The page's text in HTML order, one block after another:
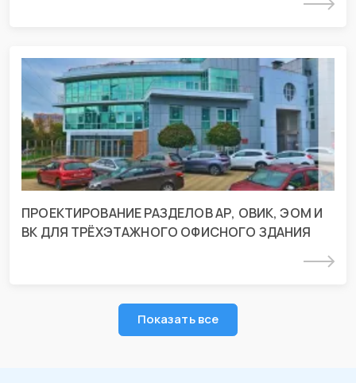
Подробнее
ПРОЕКТИРОВАНИЕ РАЗДЕЛОВ АР, ОВИК, ЭОМ И
ВК ДЛЯ ТРЁХЭТАЖНОГО ОФИСНОГО ЗДАНИЯ
Проект разделов АР и инженерных
систем для офисного здания
г. Краснодар, ул. Дзержинского
Подробнее
Показать все